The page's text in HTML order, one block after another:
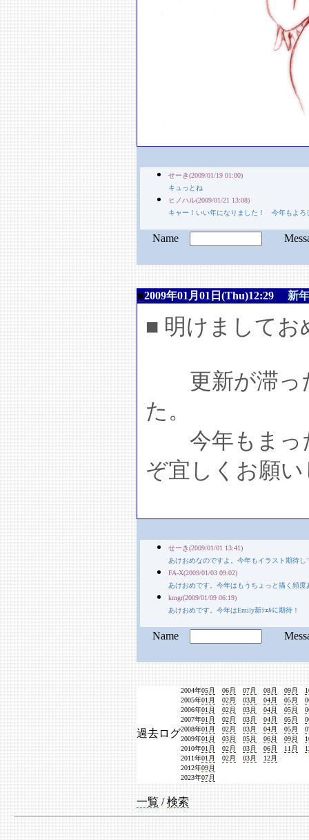
せーき(2009/01/19 01:00)
キュっとね
ヒノハル(2009/01/21 13:08)
キャー！いい年になりました！ 今年もよろ
Name
■2009年01月01日(Thu)12:29 新
■ 明けまして
更新が滞っ
た。
今年もまっ
ぞ宜しくお願
せーき(2009/01/01 13:41)
あけおめなのですよ。今年もイラスト期待し
FA-X(2009/01/03 09:02)
あけおめです。今年はもうちょっと描く頻度
kmgr(2009/01/09 06:19)
あけおめです。今年はEmily新ｼｪﾙに期待！
Name
過去ログ
2004年05月 06月 07月 08月 09月
2005年01月 02月 03月 04月 05月
2006年01月 02月 03月 04月 05月
2007年01月 02月 03月 04月 05月
2008年01月 02月 03月 04月 05月
2009年01月 03月 05月 06月 09月
2010年01月 02月 03月 06月 11月
2011年01月 02月 03月
12月
2012年09月
2023年07月
一覧 /検索